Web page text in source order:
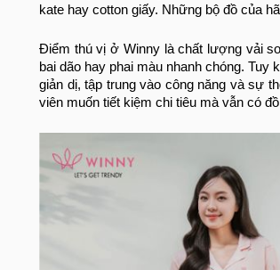
kate hay cotton giấy. Những bộ đồ của
Điểm thú vị ở Winny là chất lượng vải
bai dão hay phai màu nhanh chóng.
giản dị, tập trung vào công năng và sự
viên muốn tiết kiệm chi tiêu mà vẫn có